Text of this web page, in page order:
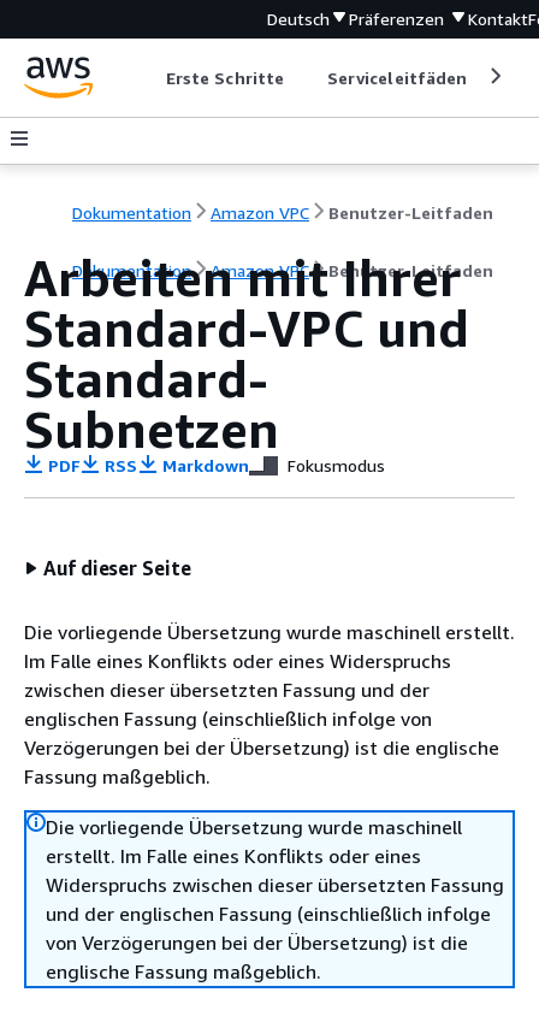
Deutsch Präferenzen Kontakt
Erste Schritte Serviceleitfäden
Dokumentation Amazon VPC Benutzer-Leitfaden
Dokumentation Amazon VPC Benutzer-Leitfaden
Arbeiten mit Ihrer
Standard-VPC und
Standard-
Subnetzen
PDF RSS Markdown Fokusmodus
Auf dieser Seite
Die vorliegende Übersetzung wurde maschinell erstellt.
Im Falle eines Konflikts oder eines Widerspruchs
zwischen dieser übersetzten Fassung und der
englischen Fassung (einschließlich infolge von
Verzögerungen bei der Übersetzung) ist die englische
Fassung maßgeblich.
Die vorliegende Übersetzung wurde maschinell
erstellt. Im Falle eines Konflikts oder eines
Widerspruchs zwischen dieser übersetzten Fassung
und der englischen Fassung (einschließlich infolge
von Verzögerungen bei der Übersetzung) ist die
englische Fassung maßgeblich.